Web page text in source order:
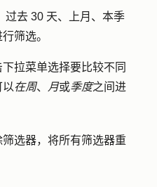
过去 30 天、上月、本季
筛选。
下拉菜单选择要比较不同
在周、 月或季度之间进
筛选器，将所有筛选器重